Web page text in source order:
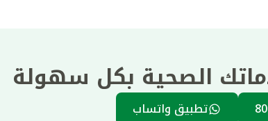
الصحية بكل سهولة
تطبيق واتساب